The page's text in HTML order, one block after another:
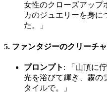
女性のクローズアップ
カのジュエリーを身に
た。」
5. ファンタジーのクリーチ
プロンプト : 「山頂に
光を浴びて輝き、霧の
タイルで。」